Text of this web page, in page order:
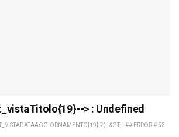
> : Undefined
&GT; : ## ERROR # 53